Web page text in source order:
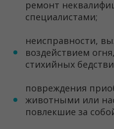
ремонт
специалистами;
неисправности,
воздействием
стихийных
повреждения
животными или
повлекшие за